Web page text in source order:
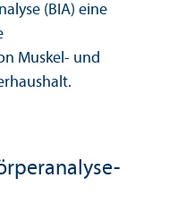
(BIA) eine
Muskel- und